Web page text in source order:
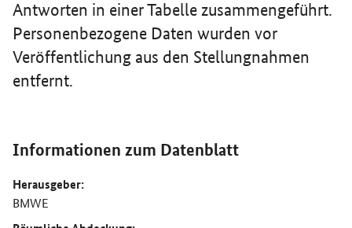
Antworten in einer Tabelle zusammengeführt.
Personenbezogene Daten wurden vor
Veröffentlichung aus den Stellungnahmen
entfernt.
Informationen zum Datenblatt
Herausgeber:
BMWE